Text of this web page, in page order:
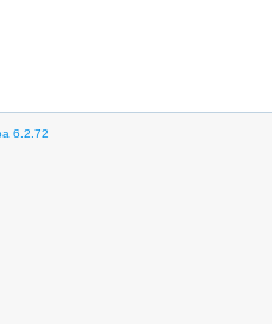
6.2.72